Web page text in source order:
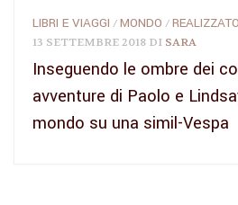
LIBRI E VIAGGI /MONDO /
13 SETTEMBRE 2018 DI SARA
Inseguendo le ombre dei
avventure di Paolo e
mondo su una simil-Vespa